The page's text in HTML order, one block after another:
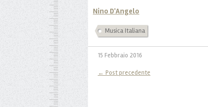
Nino D'Angelo
Musica Italiana
15 Febbraio 2016
← Post precedente